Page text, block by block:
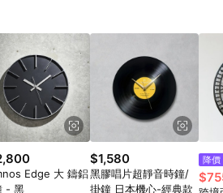
回饋者 - 購物中心商店之商品：商
購物金/超贈點/福利金/紅利折抵/折
採購或批發轉賣不具回饋資格： 如
、批發轉賣而非最終消費使用者，
認定為準
Edge 大 鑄鋁
- 黑
$1,580
黑膠唱片超靜音時鐘/
掛鐘 日本機心-經典款
降價